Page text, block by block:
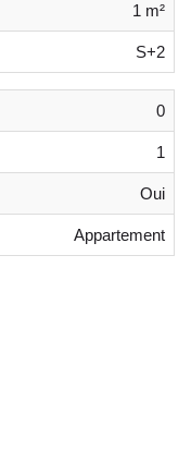
1 m²
S+2
0
1
Oui
Appartement